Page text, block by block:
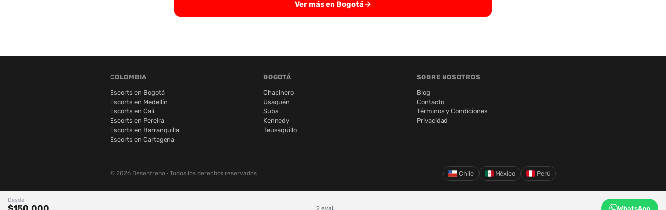
Ver más en Bogotá
Desde
$150.000 2 eval. WhatsApp
COLOMBIA
Escorts en Bogotá
Escorts en Medellín
Escorts en Cali
Escorts en Pereira
Escorts en Barranquilla
Escorts en Cartagena
BOGOTÁ
Chapinero
Usaquén
Suba
Kennedy
Teusaquillo
SOBRE NOSOTROS
Blog
Contacto
Términos y Condiciones
Privacidad
© 2026 Desenfreno · Todos los derechos reservados Chile México Perú